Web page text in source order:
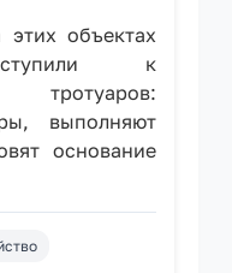
объектах
к
выполняют
основание